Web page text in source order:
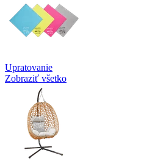
Upratovanie
Zobraziť všetko